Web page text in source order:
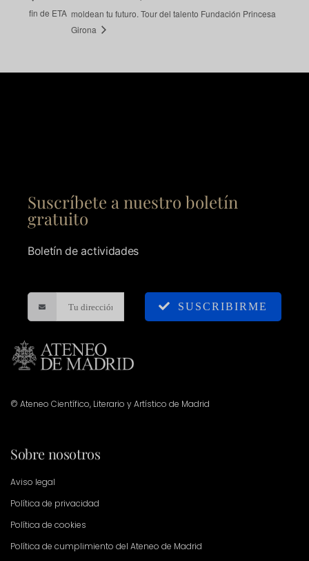
fin de ETA moldean tu futuro. Tour del talento Fundación Princesa
Girona
Suscríbete a nuestro boletín
gratuito
Boletín de actividades
SUSCRIBIRME
© Ateneo Científico, Literario y Artístico de Madrid
Sobre nosotros
Aviso legal
Política de privacidad
Política de cookies
Política de cumplimiento del Ateneo de Madrid